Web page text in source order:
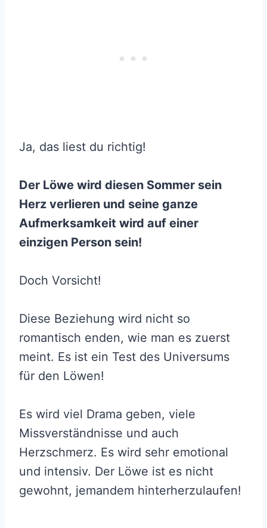
Ja, das liest du richtig!
Der Löwe wird diesen Sommer sein
Herz verlieren und seine ganze
Aufmerksamkeit wird auf einer
einzigen Person sein!
Doch Vorsicht!
Diese Beziehung wird nicht so
romantisch enden, wie man es zuerst
meint. Es ist ein Test des Universums
für den Löwen!
Es wird viel Drama geben, viele
Missverständnisse und auch
Herzschmerz. Es wird sehr emotional
und intensiv. Der Löwe ist es nicht
gewohnt, jemandem hinterherzulaufen!